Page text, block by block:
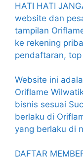
HATI HATI
website dan
tampilan
ke rekening
pendaftaran,
Website ini
Oriflame
bisnis sesuai
berlaku di
yang berlaku di
DAFTAR